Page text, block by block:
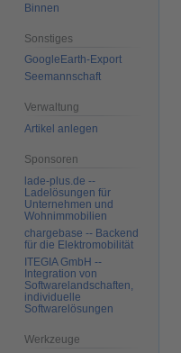
Binnen
Sonstiges
GoogleEarth-Export
Seemannschaft
Verwaltung
Artikel anlegen
Sponsoren
lade-plus.de --
Ladelösungen für
Unternehmen und
Wohnimmobilien
chargebase -- Backend
für die Elektromobilität
ITEGIA GmbH --
Integration von
Softwarelandschaften,
individuelle
Softwarelösungen
Werkzeuge